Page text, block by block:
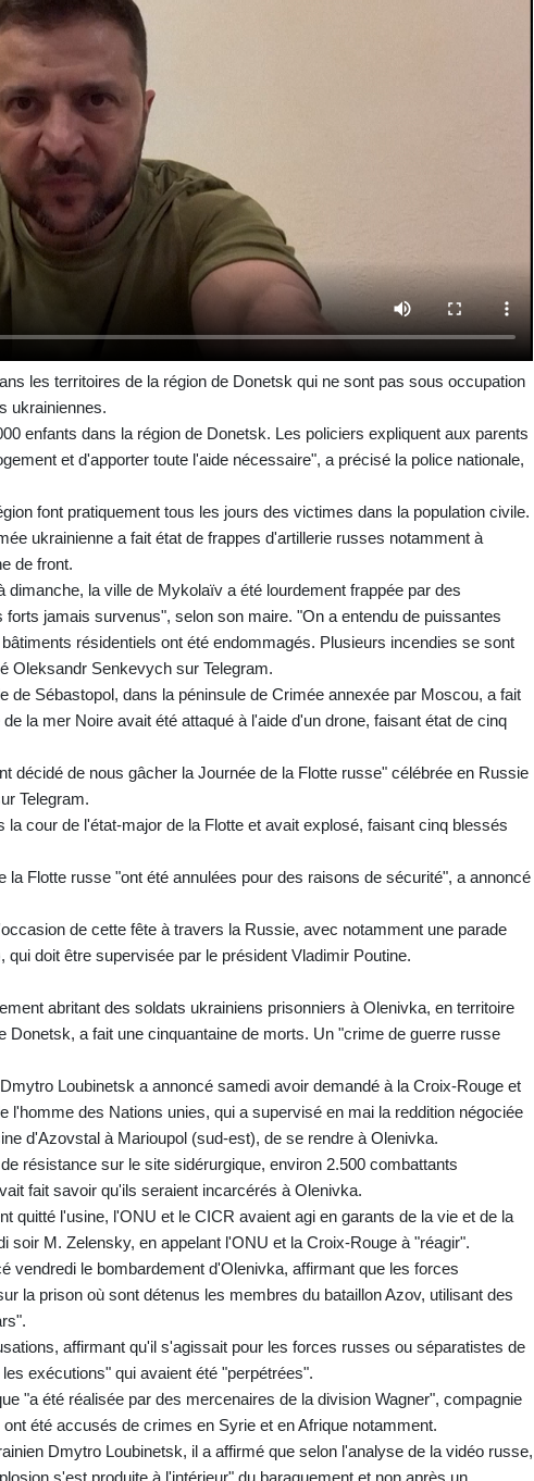
les territoires de la région de Donetsk qui ne sont pas sous occupation
ukrainiennes.
enfants dans la région de Donetsk. Les policiers expliquent aux parents
et d'apporter toute l'aide nécessaire", a précisé la police nationale,
font pratiquement tous les jours des victimes dans la population civile.
ukrainienne a fait état de frappes d'artillerie russes notamment à
de front.
dimanche, la ville de Mykolaïv a été lourdement frappée par des
jamais survenus", selon son maire. "On a entendu de puissantes
résidentiels ont été endommagés. Plusieurs incendies se sont
Oleksandr Senkevych sur Telegram.
de Sébastopol, dans la péninsule de Crimée annexée par Moscou, a fait
la mer Noire avait été attaqué à l'aide d'un drone, faisant état de cinq
décidé de nous gâcher la Journée de la Flotte russe" célébrée en Russie
Telegram.
la cour de l'état-major de la Flotte et avait explosé, faisant cinq blessés
la Flotte russe "ont été annulées pour des raisons de sécurité", a annoncé
de cette fête à travers la Russie, avec notamment une parade
doit être supervisée par le président Vladimir Poutine.
abritant des soldats ukrainiens prisonniers à Olenivka, en territoire
Donetsk, a fait une cinquantaine de morts. Un "crime de guerre russe
Loubinetsk a annoncé samedi avoir demandé à la Croix-Rouge et
l'homme des Nations unies, qui a supervisé en mai la reddition négociée
d'Azovstal à Marioupol (sud-est), de se rendre à Olenivka.
résistance sur le site sidérurgique, environ 2.500 combattants
fait savoir qu'ils seraient incarcérés à Olenivka.
quitté l'usine, l'ONU et le CICR avaient agi en garants de la vie et de la
soir M. Zelensky, en appelant l'ONU et la Croix-Rouge à "réagir".
vendredi le bombardement d'Olenivka, affirmant que les forces
la prison où sont détenus les membres du bataillon Azov, utilisant des
affirmant qu'il s'agissait pour les forces russes ou séparatistes de
exécutions" qui avaient été "perpétrées".
"a été réalisée par des mercenaires de la division Wagner", compagnie
été accusés de crimes en Syrie et en Afrique notamment.
Dmytro Loubinetsk, il a affirmé que selon l'analyse de la vidéo russe,